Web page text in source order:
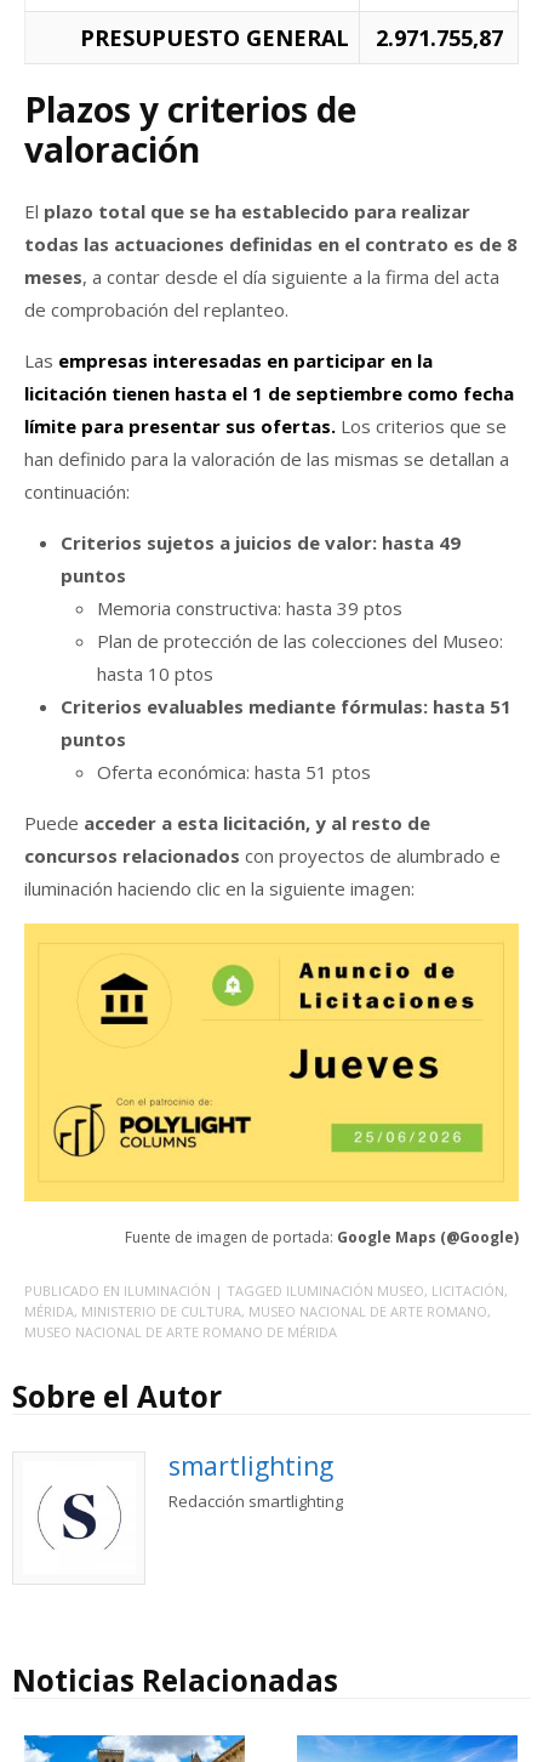
PRESUPUESTO GENERAL 2.971.755,87
Plazos y criterios de
valoración
El plazo total que se ha establecido para realizar
todas las actuaciones definidas en el contrato es de 8
meses, a contar desde el día siguiente a la firma del acta
de comprobación del replanteo.
Las empresas interesadas en participar en la
licitación tienen hasta el 1 de septiembre como fecha
límite para presentar sus ofertas. Los criterios que se
han definido para la valoración de las mismas se detallan a
continuación:
Criterios sujetos a juicios de valor: hasta 49
puntos
Memoria constructiva: hasta 39 ptos
Plan de protección de las colecciones del Museo:
hasta 10 ptos
Criterios evaluables mediante fórmulas: hasta 51
puntos
Oferta económica: hasta 51 ptos
Puede acceder a esta licitación, y al resto de
concursos relacionados con proyectos de alumbrado e
iluminación haciendo clic en la siguiente imagen:
Fuente de imagen de portada: Google Maps (@Google)
PUBLICADO EN ILUMINACIÓN | TAGGED ILUMINACIÓN MUSEO, LICITACIÓN,
MÉRIDA, MINISTERIO DE CULTURA, MUSEO NACIONAL DE ARTE ROMANO,
MUSEO NACIONAL DE ARTE ROMANO DE MÉRIDA
Sobre el Autor
smartlighting
Redacción smartlighting
Noticias Relacionadas